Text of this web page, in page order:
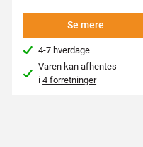
Se mere
4-7 hverdage
Varen kan afhentes
i4 forretninger